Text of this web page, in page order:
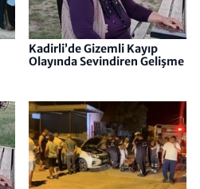
Kadirli’de Gizemli Kayıp
Olayında Sevindiren Gelişme